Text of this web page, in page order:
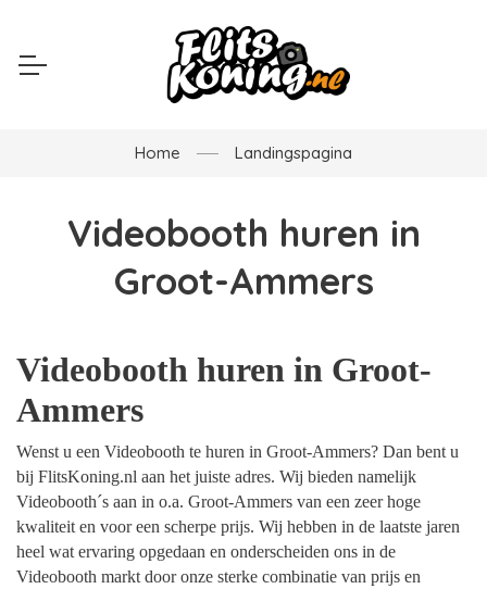
Home Landingspagina
Videobooth huren in
Groot-Ammers
Videobooth huren in Groot-
Ammers
Wenst u een Videobooth te huren in Groot-Ammers? Dan bent u
bij FlitsKoning.nl aan het juiste adres. Wij bieden namelijk
Videobooth´s aan in o.a. Groot-Ammers van een zeer hoge
kwaliteit en voor een scherpe prijs. Wij hebben in de laatste jaren
heel wat ervaring opgedaan en onderscheiden ons in de
Videobooth markt door onze sterke combinatie van prijs en